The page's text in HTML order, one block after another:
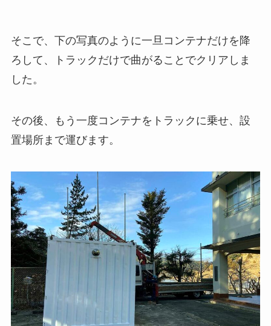
そこで、下の写真のように一旦コンテナだけを降
ろして、トラックだけで曲がることでクリアしま
した。
その後、もう一度コンテナをトラックに乗せ、設
置場所まで運びます。